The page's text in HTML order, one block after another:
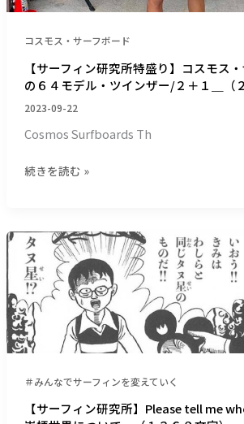
コスモス・サーフボード
【サーフィン研究所特盛り】コスモス
の６４モデル・ツインザー/２＋１＿（
2023-09-22
Cosmos Surfboards Th
コ
モ
ス・
ザ
ワ
８
ｋ
６
４
モ
デ
ル・
ツ
イ
ザ
ー/
２
続きを読む »
＃みんなでサーフィンを変えていく
【サーフィン研究所】Please tell me
【サ
ー
フ
ィ
ン
研
究
Please
tell